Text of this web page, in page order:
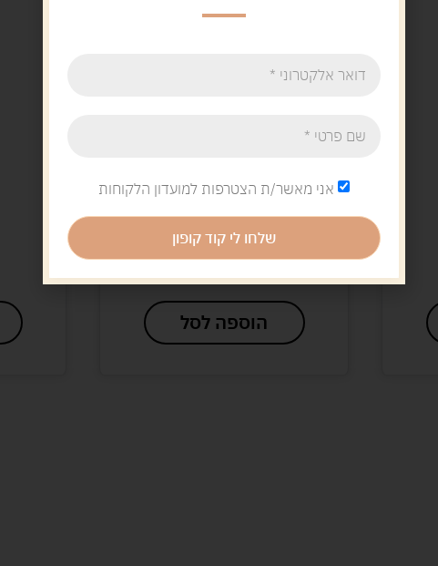
רביעיות אנגלית
12.00ש"ח
הוספה לסל
אני מאשר/ת הצטרפות למועדון הלקוחות
שלחו לי קוד קופון